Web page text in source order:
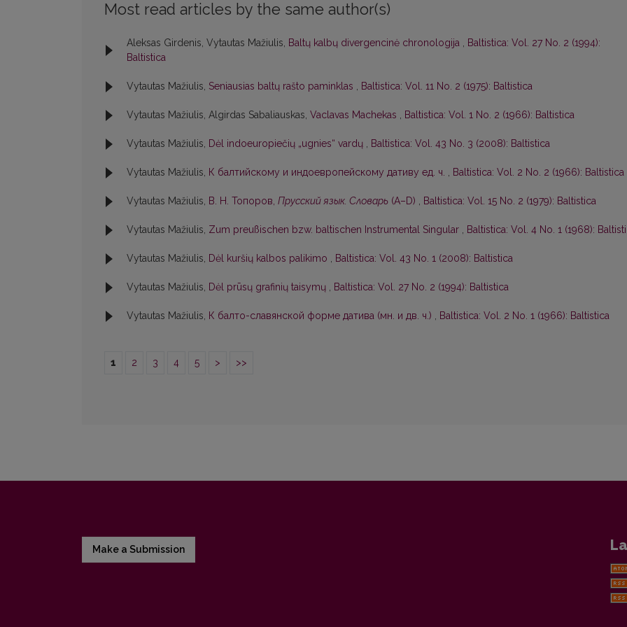
Most read articles by the same author(s)
Aleksas Girdenis, Vytautas Mažiulis, Baltų kalbų divergencinė chronologija , Baltistica: Vol. 27 No. 2 (1994):
Baltistica
Vytautas Mažiulis, Seniausias baltų rašto paminklas , Baltistica: Vol. 11 No. 2 (1975): Baltistica
Vytautas Mažiulis, Algirdas Sabaliauskas, Vaclavas Machekas , Baltistica: Vol. 1 No. 2 (1966): Baltistica
Vytautas Mažiulis, Dėl indoeuropiečių „ugnies“ vardų , Baltistica: Vol. 43 No. 3 (2008): Baltistica
Vytautas Mažiulis, К балтийскому и индоевропейскому дативу ед. ч. , Baltistica: Vol. 2 No. 2 (1966): Baltistica
Vytautas Mažiulis, В. Н. Топоров, Прусский язык. Словарь (А–D) , Baltistica: Vol. 15 No. 2 (1979): Baltistica
Vytautas Mažiulis, Zum preußischen bzw. baltischen Instrumental Singular , Baltistica: Vol. 4 No. 1 (1968):
Vytautas Mažiulis, Dėl kuršių kalbos palikimo , Baltistica: Vol. 43 No. 1 (2008): Baltistica
Vytautas Mažiulis, Dėl prūsų grafinių taisymų , Baltistica: Vol. 27 No. 2 (1994): Baltistica
Vytautas Mažiulis, К балто-славянской форме датива (мн. и дв. ч.) , Baltistica: Vol. 2 No. 1 (1966): Baltistica
1 2 3 4 5 > >>
Make a Submission